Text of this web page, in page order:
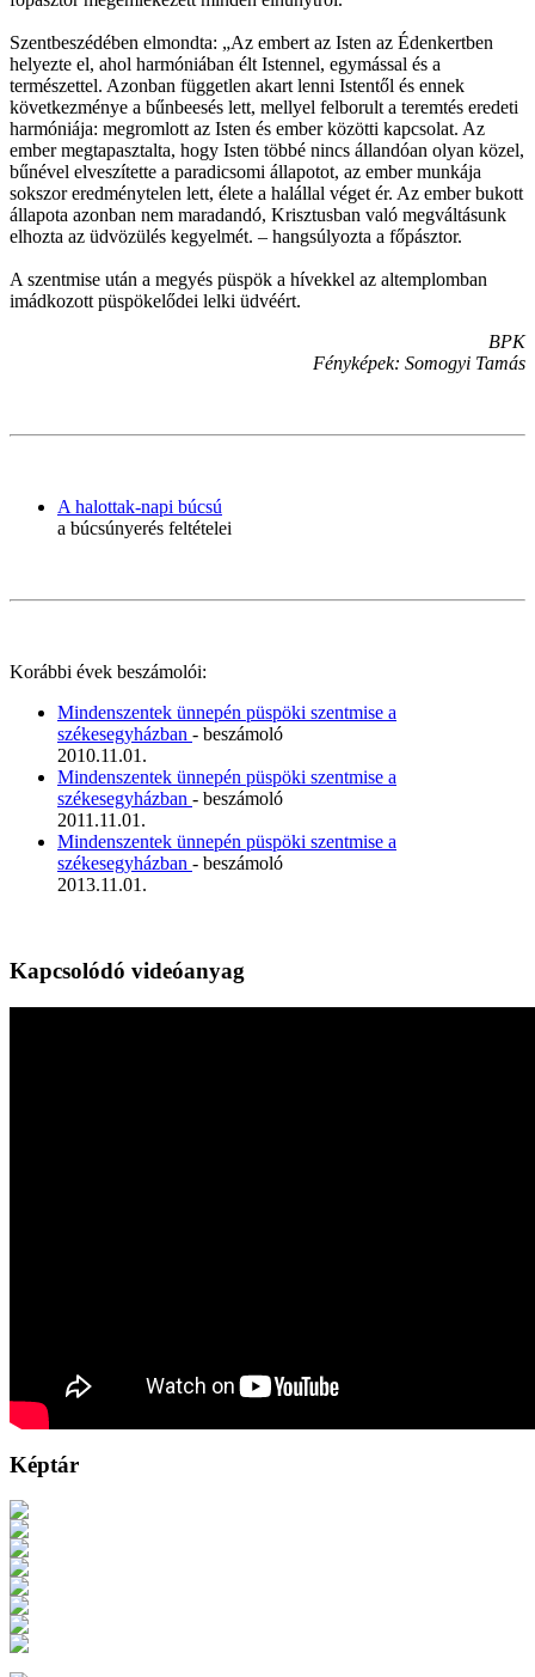
Szentbeszédében elmondta: „Az embert az Isten az Édenkertben
helyezte el, ahol harmóniában élt Istennel, egymással és a
természettel. Azonban független akart lenni Istentől és ennek
következménye a bűnbeesés lett, mellyel felborult a teremtés eredeti
harmóniája: megromlott az Isten és ember közötti kapcsolat. Az
ember megtapasztalta, hogy Isten többé nincs állandóan olyan közel,
bűnével elveszítette a paradicsomi állapotot, az ember munkája
sokszor eredménytelen lett, élete a halállal véget ér. Az ember bukott
állapota azonban nem maradandó, Krisztusban való megváltásunk
elhozta az üdvözülés kegyelmét. – hangsúlyozta a főpásztor.
A szentmise után a megyés püspök a hívekkel az altemplomban
imádkozott püspökelődei lelki üdvéért.
BPK
Fényképek: Somogyi Tamás
A halottak-napi búcsú
a búcsúnyerés feltételei
Korábbi évek beszámolói:
Mindenszentek ünnepén püspöki szentmise a
székesegyházban - beszámoló
2010.11.01.
Mindenszentek ünnepén püspöki szentmise a
székesegyházban - beszámoló
2011.11.01.
Mindenszentek ünnepén püspöki szentmise a
székesegyházban - beszámoló
2013.11.01.
Kapcsolódó videóanyag
Képtár